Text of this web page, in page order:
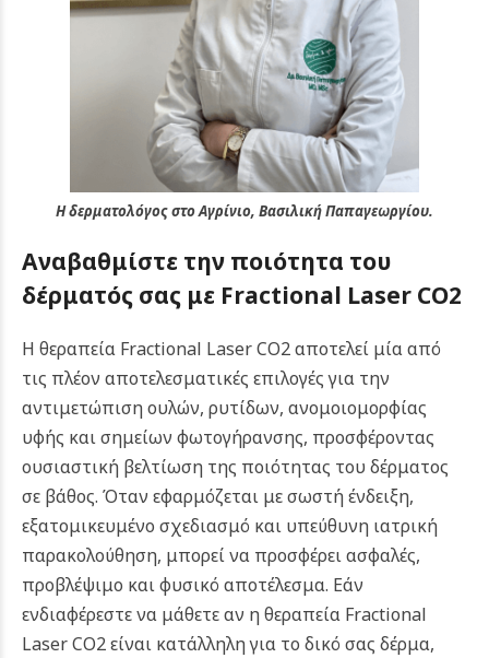
Η δερματολόγος στο Αγρίνιο, Βασιλική Παπαγεωργίου.
Αναβαθμίστε την ποιότητα του
δέρματός σας με Fractional Laser CO2
Η θεραπεία Fractional Laser CO2 αποτελεί μία από
τις πλέον αποτελεσματικές επιλογές για την
αντιμετώπιση ουλών, ρυτίδων, ανομοιομορφίας
υφής και σημείων φωτογήρανσης, προσφέροντας
ουσιαστική βελτίωση της ποιότητας του δέρματος
σε βάθος. Όταν εφαρμόζεται με σωστή ένδειξη,
εξατομικευμένο σχεδιασμό και υπεύθυνη ιατρική
παρακολούθηση, μπορεί να προσφέρει ασφαλές,
προβλέψιμο και φυσικό αποτέλεσμα. Εάν
ενδιαφέρεστε να μάθετε αν η θεραπεία Fractional
Laser CO2 είναι κατάλληλη για το δικό σας δέρμα,